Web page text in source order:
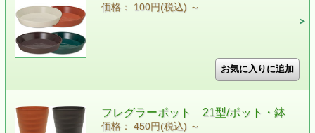
価格： 100円(税込) ～
フレグラーポット 21型/ポット・鉢
価格： 450円(税込) ～